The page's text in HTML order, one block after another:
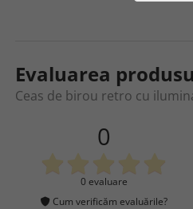
Evaluarea
Ceas de birou retro cu
0
0 evaluare
Cum verificăm evaluările?